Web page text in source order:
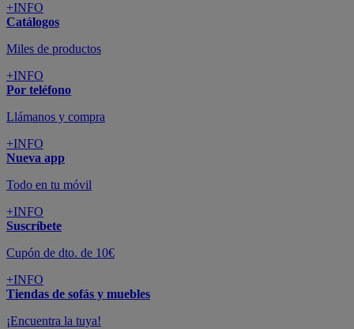
+INFO
Catálogos
Miles de productos
+INFO
Por teléfono
Llámanos y compra
+INFO
Nueva app
Todo en tu móvil
+INFO
Suscríbete
Cupón de dto. de 10€
+INFO
Tiendas de sofás y muebles
¡Encuentra la tuya!